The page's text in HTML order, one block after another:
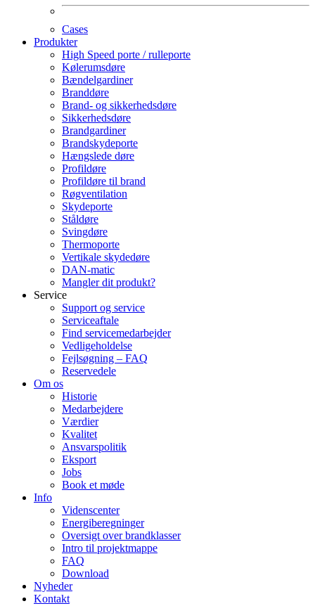
Cases
Produkter
High Speed porte / rulleporte
Kølerumsdøre
Bændelgardiner
Branddøre
Brand- og sikkerhedsdøre
Sikkerhedsdøre
Brandgardiner
Brandskydeporte
Hængslede døre
Profildøre
Profildøre til brand
Røgventilation
Skydeporte
Ståldøre
Svingdøre
Thermoporte
Vertikale skydedøre
DAN-matic
Mangler dit produkt?
Service
Support og service
Serviceaftale
Find servicemedarbejder
Vedligeholdelse
Fejlsøgning – FAQ
Reservedele
Om os
Historie
Medarbejdere
Værdier
Kvalitet
Ansvarspolitik
Eksport
Jobs
Book et møde
Info
Videnscenter
Energiberegninger
Oversigt over brandklasser
Intro til projektmappe
FAQ
Download
Nyheder
Kontakt